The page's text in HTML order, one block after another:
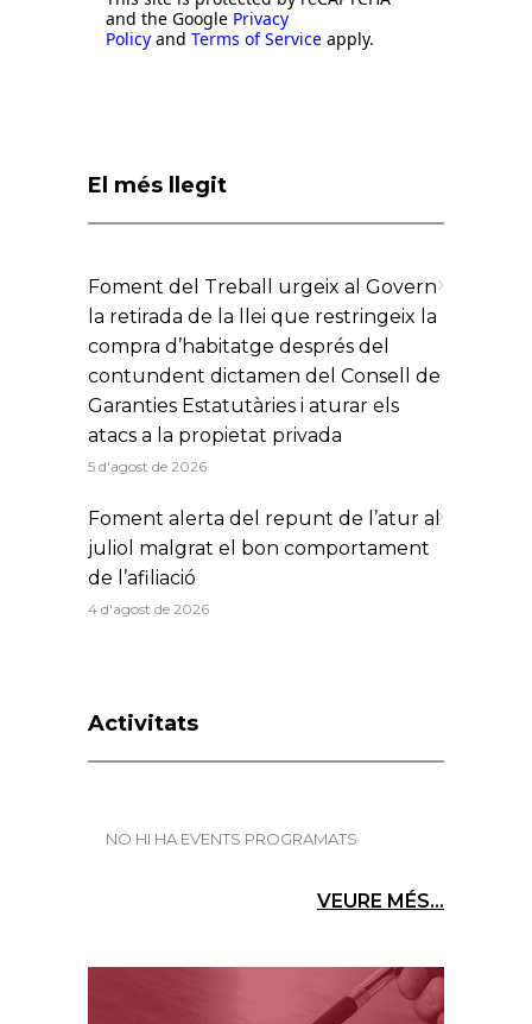
and the Google Privacy
Policy and Terms of Service apply.
El més llegit
Foment del Treball urgeix al Govern
la retirada de la llei que restringeix la
compra d’habitatge després del
contundent dictamen del Consell de
Garanties Estatutàries i aturar els
atacs a la propietat privada
5 d'agost de 2026
Foment alerta del repunt de l’atur al
juliol malgrat el bon comportament
de l’afiliació
4 d'agost de 2026
Activitats
NO HI HA EVENTS PROGRAMATS
VEURE MÉS...